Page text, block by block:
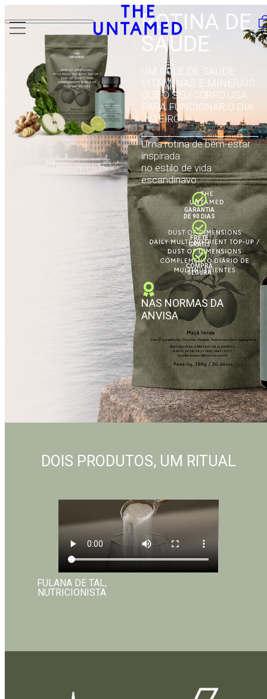
ROTINA DE
SAÚDE
UM GOLE DE SAÚDE:
VITAMINAS E MINERAIS
QUE O SEU CORPO USA
PARA FUNCIONAR O DIA
INTEIRO.
Uma rotina de bem-estar
inspirada
no estilo de vida
escandinavo.
GARANTIA
DE 90 DIAS
FRETE
GRÁTIS
COMPRA
SEGURA
NAS NORMAS DA
ANVISA
DOIS PRODUTOS, UM RITUAL
FULANA DE TAL,
NUTRICIONISTA